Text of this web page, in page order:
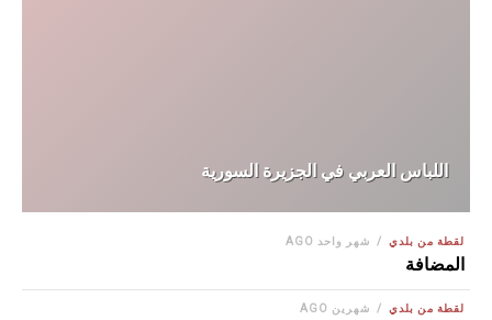
اللباس العربي في الجزيرة السورية
لقطة من بلدي شهر واحد AGO
المضافة
لقطة من بلدي شهرين AGO